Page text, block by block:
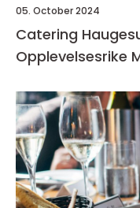
05. October 2024
Catering
Opplevelsesrike